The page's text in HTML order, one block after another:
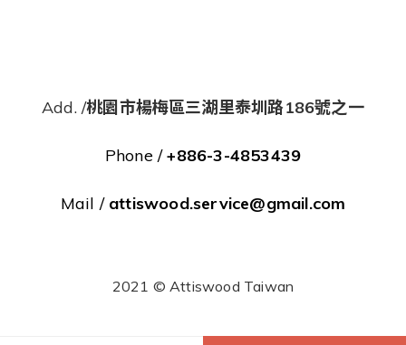
Add. /桃園市楊梅區三湖里泰圳路186號之一
Phone /+886-3-4853439
Mail / attiswood.service@gmail.com
2021 © Attiswood Taiwan